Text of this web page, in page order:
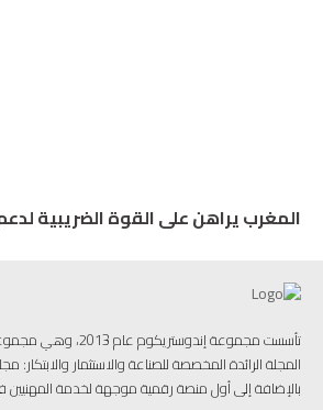
المغرب يراهن على القوة الضريبية
تأسست مجموعة
المجلة الرائدة المخصصة للصناعة والاستثمار والابتكار:
بالإضافة إلى أول منصة رقمية موجهة لخدمة المهنيين